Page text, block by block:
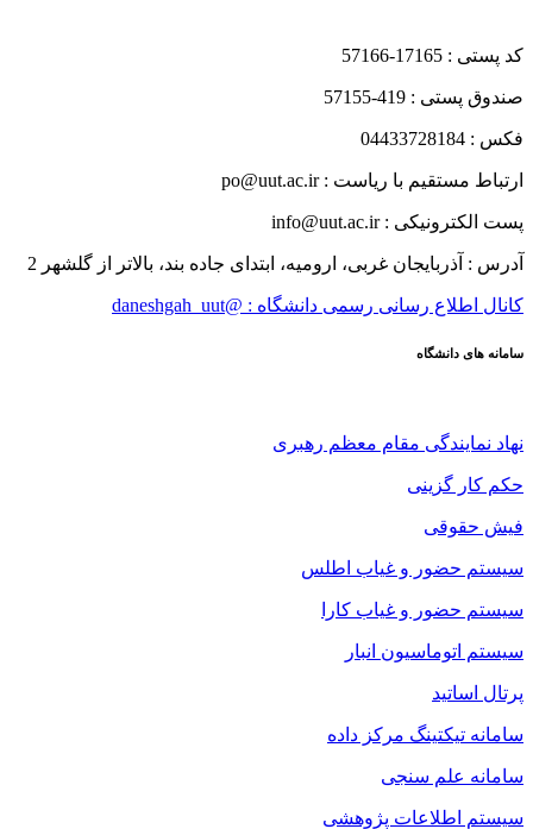
کد پستی : 17165-57166
صندوق پستی : 419-57155
فکس : 04433728184
ارتباط مستقیم با ریاست : po@uut.ac.ir
پست الکترونیکی : info@uut.ac.ir
آدرس : آذربایجان غربی، ارومیه، ابتدای جاده بند، بالاتر از گلشهر 2
کانال اطلاع رسانی رسمی دانشگاه : @daneshgah_uut
سامانه های دانشگاه
نهاد نمایندگی مقام معظم رهبری
حکم کار گزینی
فیش حقوقی
سیستم حضور و غیاب اطلس
سیستم حضور و غیاب کارا
سیستم اتوماسیون انبار
پرتال اساتید
سامانه تیکتینگ مرکز داده
سامانه علم سنجی
سیستم اطلاعات پژوهشی